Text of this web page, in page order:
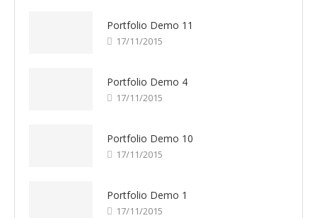
Portfolio Demo 11
17/11/2015
Portfolio Demo 4
17/11/2015
Portfolio Demo 10
17/11/2015
Portfolio Demo 1
17/11/2015